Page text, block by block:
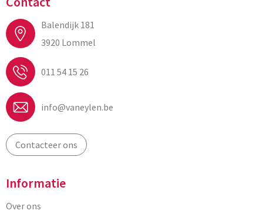
Balendijk 181
3920 Lommel
011 54 15 26
info@vaneylen.be
Contacteer ons
Informatie
Over ons